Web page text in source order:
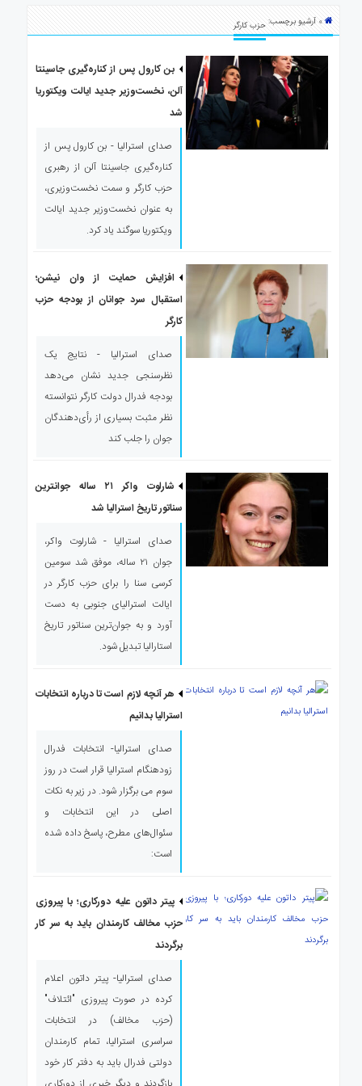
استرالیا» آرشیو برچسب:حزب کارگر
بن کارول پس از کناره‌گیری جاسینتا
آلن، نخست‌وزیر جدید ایالت ویکتوریا
شد
صدای استرالیا - بن کارول پس از
کناره‌گیری جاسینتا آلن از رهبری
حزب کارگر و سمت نخست‌وزیری،
به عنوان نخست‌وزیر جدید ایالت
ویکتوریا سوگند یاد کرد.
افزایش حمایت از وان نیشن؛
استقبال سرد جوانان از بودجه حزب
کارگر
صدای استرالیا - نتایج یک
نظرسنجی جدید نشان می‌دهد
بودجه فدرال دولت کارگر نتوانسته
نظر مثبت بسیاری از رأی‌دهندگان
جوان را جلب کند
شارلوت واکر ۲۱ ساله جوانترین
سناتور تاریخ استرالیا شد
صدای استرالیا - شارلوت واکر،
جوان ۲۱ ساله، موفق شد سومین
کرسی سنا را برای حزب کارگر در
ایالت استرالیای جنوبی به دست
آورد و به جوان‌ترین سناتور تاریخ
استارالیا تبدیل شود.
هر آنچه لازم است تا درباره انتخابات
استرالیا بدانیم
صدای استرالیا- انتخابات فدرال
زودهنگام استرالیا قرار است در روز
سوم می برگزار شود. در زیر به نکات
اصلی در این انتخابات و
سئوال‌های مطرح، پاسخ داده شده
است:
پیتر داتون علیه دورکاری؛ با پیروزی
حزب مخالف کارمندان باید به سر کار
برگردند
صدای استرالیا- پیتر داتون اعلام
کرده در صورت پیروزی "ائتلاف"
(حزب مخالف) در انتخابات
سراسری استرالیا، تمام کارمندان
دولتی فدرال باید به دفتر کار خود